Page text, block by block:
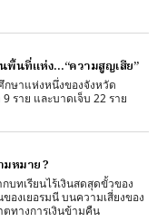
พื้นที่แห่ง…“ความสูญเสีย”
กษาแห่งหนึ่งของจังหวัด
2569 จนมีผู้เสียชีวิต 9 ราย และบาดเจ็บ 22 ราย
หมาย ?
บทเรียนไร้เงินสดสุดขั้วของ
องเยอรมนี บนความเสี่ยงของ
ตทางการเงินข้ามคืน